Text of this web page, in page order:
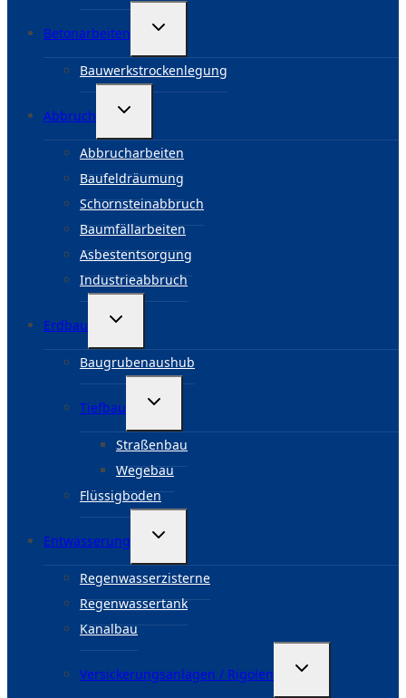
Betonarbeiten
Untermenü
Bauwerkstrockenlegung
Abbruch
Untermenü
Abbrucharbeiten
Baufeldräumung
Schornsteinabbruch
Baumfällarbeiten
Asbestentsorgung
Industrieabbruch
Erdbau
Untermenü
Baugrubenaushub
Tiefbau
Untermenü
Straßenbau
Wegebau
Flüssigboden
Entwässerung
Untermenü
Regenwasserzisterne
Regenwassertank
Kanalbau
Versickerungsanlagen / Rigolen
Untermenü